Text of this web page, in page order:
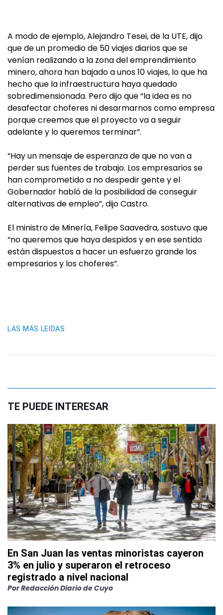
A modo de ejemplo, Alejandro Tesei, de la UTE, dijo
que de un promedio de 50 viajes diarios que se
venían realizando a la zona del emprendimiento
minero, ahora han bajado a unos 10 viajes, lo que ha
hecho que la infraestructura haya quedado
sobredimensionada. Pero dijo que “la idea es no
desafectar choferes ni desarmarnos como empresa
porque creemos que el proyecto va a seguir
adelante y lo queremos terminar”.
“Hay un mensaje de esperanza de que no van a
perder sus fuentes de trabajo. Los empresarios se
han comprometido a no despedir gente y el
Gobernador habló de la posibilidad de conseguir
alternativas de empleo”, dijo Castro.
El ministro de Minería, Felipe Saavedra, sostuvo que
“no queremos que haya despidos y en ese sentido
están dispuestos a hacer un esfuerzo grande los
empresarios y los choferes”.
LAS MÁS LEIDAS
TE PUEDE INTERESAR
En San Juan las ventas minoristas cayeron
3% en julio y superaron el retroceso
registrado a nivel nacional
PorRedacción Diario de Cuyo